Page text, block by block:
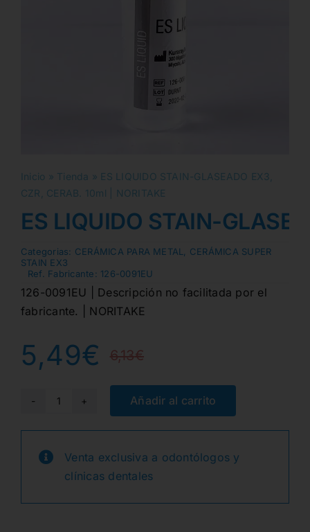
Inicio » Tienda » ES LIQUIDO STAIN-GLASEADO EX3,
CZR, CERAB. 10ml | NORITAKE
ES LIQUIDO STAIN-
Categorias: CERÁMICA PARA METAL
CERÁMICA SUPER
STAIN EX3
Ref. Fabricante: 126-0091EU
126-0091EU | Descripción no facilitada por el
fabricante. | NORITAKE
6,13€El
precio
original
era:
6,13€.
5,49€
El
precio
actual
es:
5,49€.
ES
LIQUIDO
GLASEADO
EX3,
CZR,
Añadir al carrito
Venta exclusiva a odontólogos y
clínicas dentales